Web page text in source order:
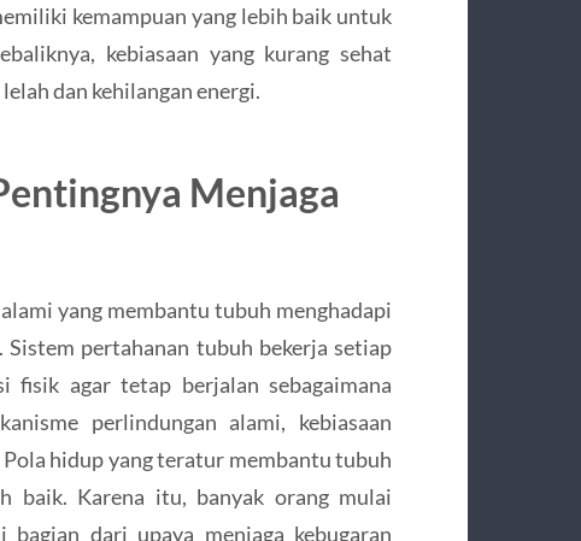
kemampuan yang lebih baik untuk
kebiasaan yang kurang sehat
dan kehilangan energi.
Menjaga
yang membantu tubuh menghadapi
Sistem pertahanan tubuh bekerja setiap
fisik agar tetap berjalan sebagaimana
perlindungan alami, kebiasaan
hidup yang teratur membantu tubuh
baik. Karena itu, banyak orang mulai
bagian dari upaya menjaga kebugaran